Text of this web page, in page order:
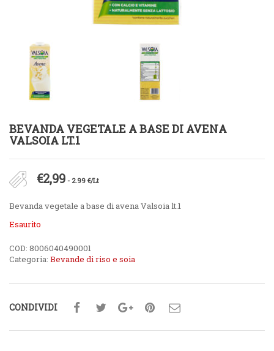
BEVANDA VEGETALE A BASE DI AVENA
VALSOIA LT.1
€2,99 - 2.99 €/Lt
Bevanda vegetale a base di avena Valsoia lt.1
Esaurito
COD: 8006040490001
Categoria: Bevande di riso e soia
CONDIVIDI